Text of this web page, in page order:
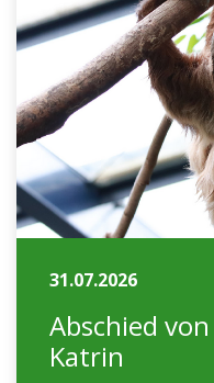
31.07.2026
Abschied
Katrin